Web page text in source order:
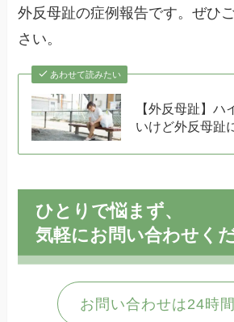
外反母趾の症例報告です。ぜひ
さい。
あわせて読みたい
【外反母趾】ハ
いけど外反母趾
ひとりで悩まず、
気軽にお問い合わせく
お問い合わせは24時